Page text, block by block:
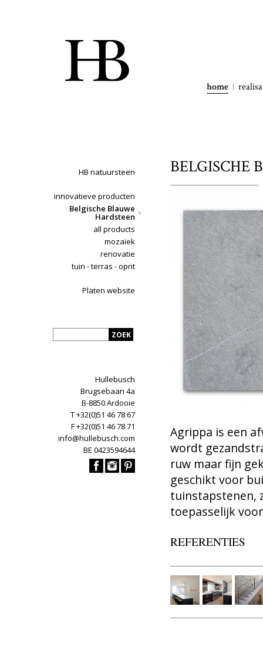
home
HB natuursteen
innovatieve producten
Belgische Blauwe
Hardsteen
all products
mozaïek
renovatie
tuin - terras - oprit
Platen website
Hullebusch
Brugsebaan 4a
B-8850 Ardooie
T +32(0)51 46 78 67
F +32(0)51 46 78 71
info@hullebusch.com
BE 0423594644
BELGISCHE
Agrippa is een
wordt
ruw maar fijn
geschikt voor
tuinstapstenen,
toepasselijk
REFERENTIES